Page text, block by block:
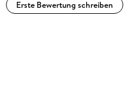
Erste Bewertung schreiben